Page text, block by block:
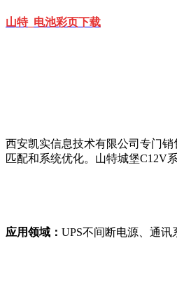
山特_电池彩页下载
西安凯实信息技术有限公司专门
匹配和系统优化。 山特城堡C12V
应用领域： UPS不间断电源、通讯